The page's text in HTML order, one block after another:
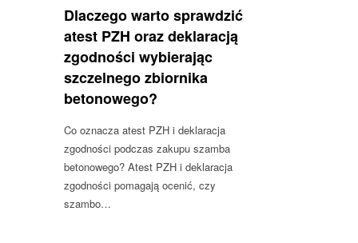
Dlaczego warto sprawdzić
atest PZH oraz deklaracją
zgodności wybierając
szczelnego zbiornika
betonowego?
Co oznacza atest PZH i deklaracja
zgodności podczas zakupu szamba
betonowego? Atest PZH i deklaracja
zgodności pomagają ocenić, czy
szambo…